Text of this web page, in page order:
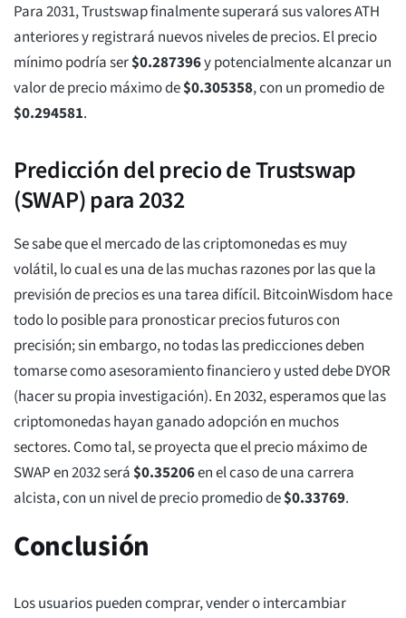
Para 2031, Trustswap finalmente superará sus valores ATH
anteriores y registrará nuevos niveles de precios. El precio
mínimo podría ser$0.287396y potencialmente alcanzar un
valor de precio máximo de$0.305358, con un promedio de
$0.294581.
Predicción del precio de Trustswap
(SWAP) para 2032
Se sabe que el mercado de las criptomonedas es muy
volátil, lo cual es una de las muchas razones por las que la
previsión de precios es una tarea difícil. BitcoinWisdom hace
todo lo posible para pronosticar precios futuros con
precisión; sin embargo, no todas las predicciones deben
tomarse como asesoramiento financiero y usted debe DYOR
(hacer su propia investigación). En 2032, esperamos que las
criptomonedas hayan ganado adopción en muchos
sectores. Como tal, se proyecta que el precio máximo de
SWAP en 2032 será$0.35206en el caso de una carrera
alcista, con un nivel de precio promedio de$0.33769.
Conclusión
Los usuarios pueden comprar, vender o intercambiar